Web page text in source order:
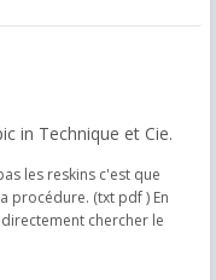
in Technique et Cie.
les reskins c'est que
procédure. (txt pdf ) En
chercher le